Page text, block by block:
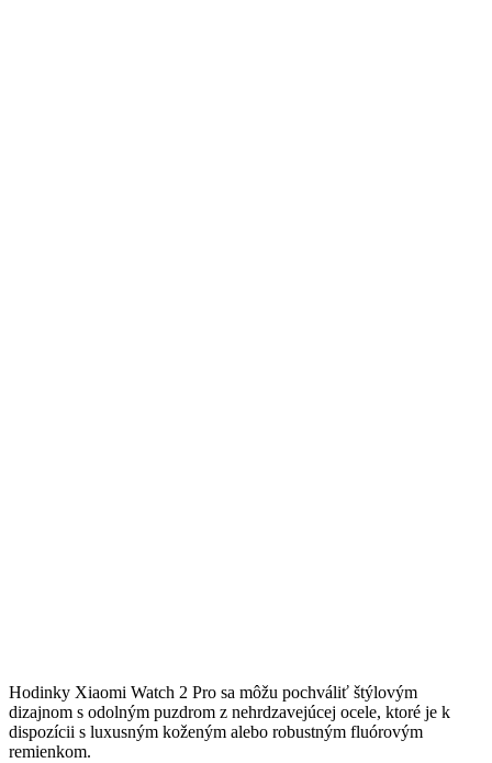
Hodinky Xiaomi Watch 2 Pro sa môžu pochváliť štýlovým
dizajnom s odolným puzdrom z nehrdzavejúcej ocele, ktoré je k
dispozícii s luxusným koženým alebo robustným fluórovým
remienkom.